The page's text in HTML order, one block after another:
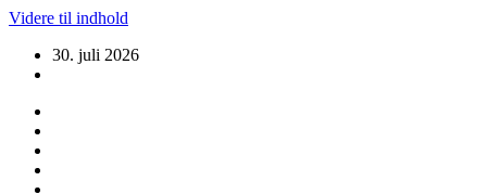
Videre til indhold
30. juli 2026